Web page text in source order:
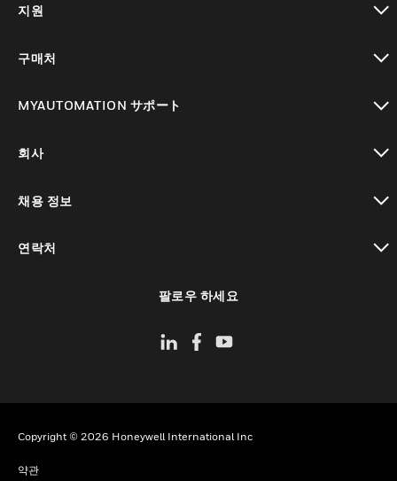
지원
구매처
MYAUTOMATION サポート
회사
채용 정보
연락처
팔로우 하세요
Copyright © 2026 Honeywell International Inc
약관